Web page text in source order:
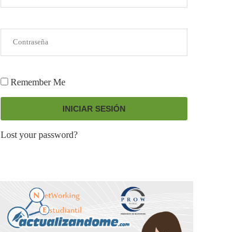
Remember Me
INICIAR SESIÓN
Lost your password?